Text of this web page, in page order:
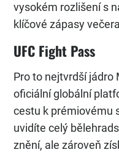
vysokém rozlišení s
klíčové zápasy
UFC Fight Pass
Pro to nejtvrdší
oficiální globální
cestu k prémiovému
uvidíte celý
znění, ale zároveň